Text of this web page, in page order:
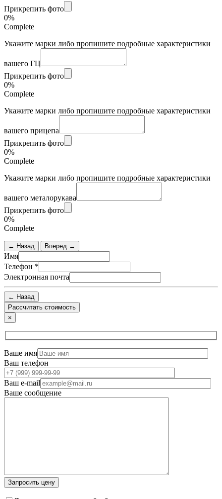
Прикрепить фото
0%
Complete
Укажите марки либо пропишите подробные характеристики
вашего ГЦ
Прикрепить фото
0%
Complete
Укажите марки либо пропишите подробные характеристики
вашего прицепа
Прикрепить фото
0%
Complete
Укажите марки либо пропишите подробные характеристики
вашего металорукава
Прикрепить фото
0%
Complete
← Назад Вперед →
Имя
Телефон *
Электронная почта
← Назад
×
Ваше имя
Ваш телефон
Ваш e-mail
Ваше сообщение